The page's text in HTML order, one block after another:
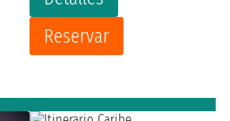
Reservar